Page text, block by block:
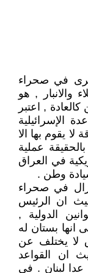
في صحراء
والانبار , هو
, اعتبر
الإسرائيلية
يقوم بها الا
عملية
في العراق
وطن .
في صحراء
ان الرئيس
الدولية ,
بستان له
لا يختلف عن
ان القواعد
عدا لبنان . في